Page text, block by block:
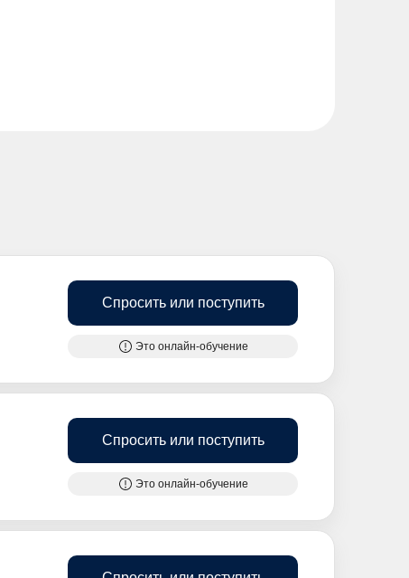
Спросить или поступить
Это онлайн-обучение
Спросить или поступить
Это онлайн-обучение